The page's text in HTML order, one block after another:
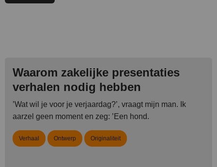
Waarom zakelijke presentaties
verhalen nodig hebben
’Wat wil je voor je verjaardag?’, vraagt mijn man. Ik
aarzel geen moment en zeg: ’Een hond.
Verhaal Ontwerp Originaliteit